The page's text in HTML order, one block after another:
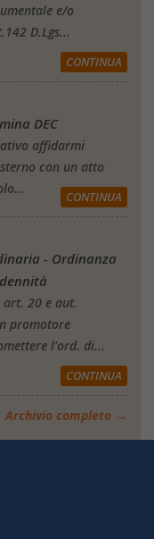
e/o
D.Lgs...
CONTINUA
DEC
affidarmi
con un atto
CONTINUA
- Ordinanza
20 e aut.
promotore
l'ord. di...
CONTINUA
Archivio completo →